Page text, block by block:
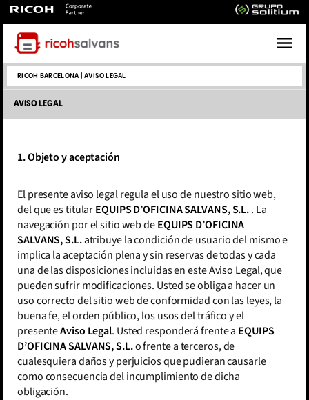
RICOH BARCELONA |AVISO LEGAL
AVISO LEGAL
1. Objeto y aceptación
El presente aviso legal regula el uso de nuestro sitio web,
del que es titularEQUIPS D’OFICINA SALVANS, S.L.. La
navegación por el sitio web deEQUIPS D’OFICINA
SALVANS, S.L.atribuye la condición de usuario del mismo e
implica la aceptación plena y sin reservas de todas y cada
una de las disposiciones incluidas en este Aviso Legal, que
pueden sufrir modificaciones. Usted se obliga a hacer un
uso correcto del sitio web de conformidad con las leyes, la
buena fe, el orden público, los usos del tráfico y el
presenteAviso Legal. Usted responderá frente a EQUIPS
D’OFICINA SALVANS, S.L.o frente a terceros, de
cualesquiera daños y perjuicios que pudieran causarle
como consecuencia del incumplimiento de dicha
obligación.